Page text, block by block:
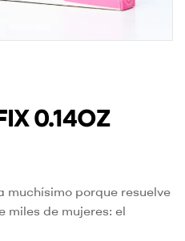
0.14OZ
muchísimo porque resuelve
miles de mujeres: el